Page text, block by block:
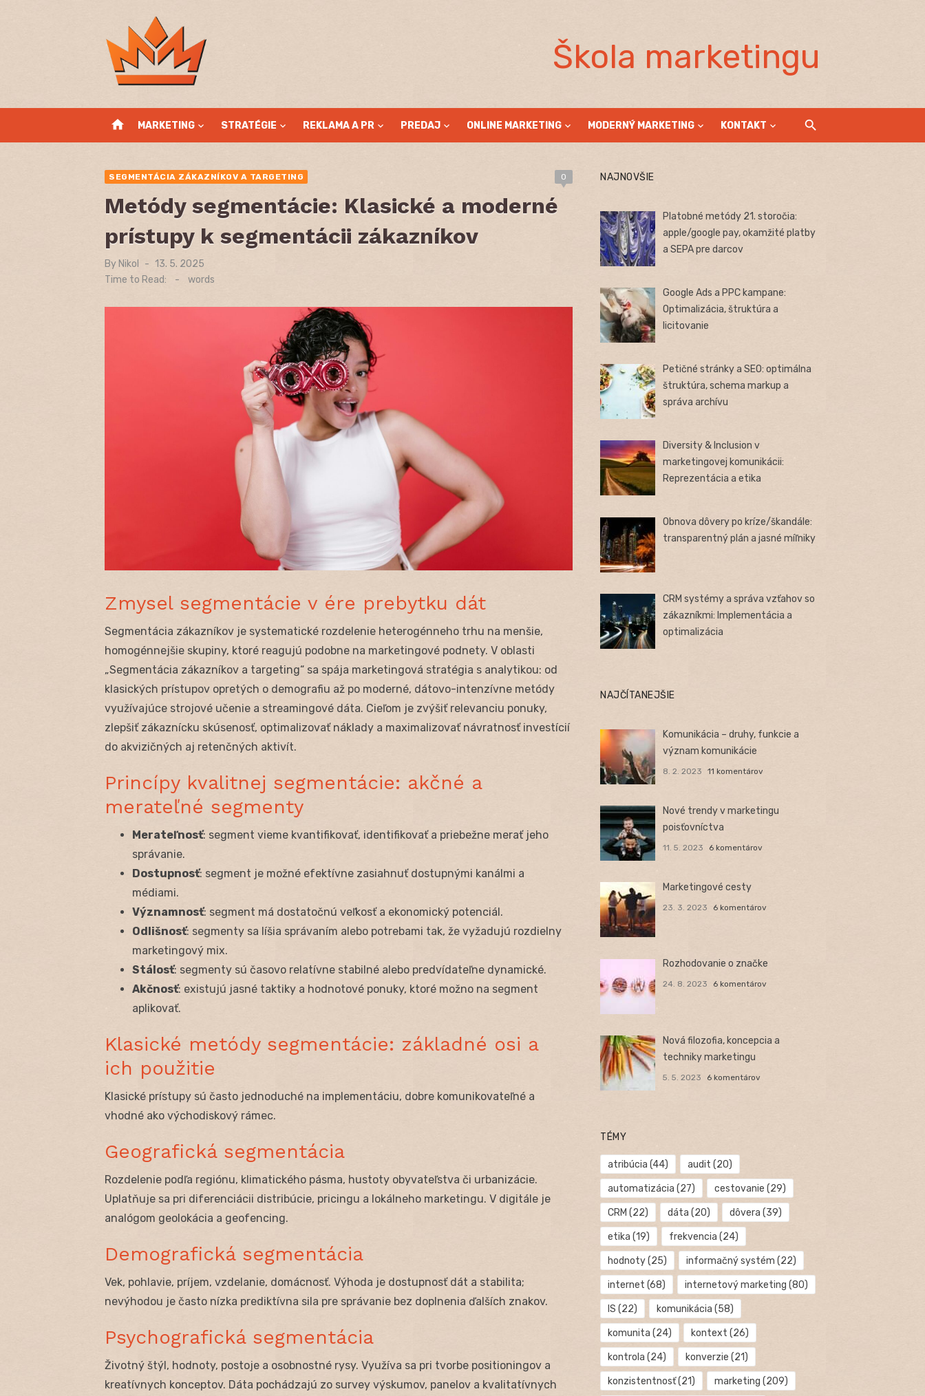
Škola marketingu
home MARKETING STRATÉGIE REKLAMA A PR PREDAJ ONLINE MARKETING MODERNÝ MARKETING KONTAKT
SEGMENTÁCIA ZÁKAZNÍKOV A TARGETING 0
Metódy segmentácie: Klasické a moderné
prístupy k segmentácii zákazníkov
By Nikol
Posted
on
13. 5. 2025
Time to Read:
- words
Zmysel segmentácie v ére prebytku dát
Segmentácia zákazníkov je systematické rozdelenie heterogénneho trhu na menšie,
homogénnejšie skupiny, ktoré reagujú podobne na marketingové podnety. V oblasti
„Segmentácia zákazníkov a targeting“ sa spája marketingová stratégia s analytikou: od
klasických prístupov opretých o demografiu až po moderné, dátovo-intenzívne metódy
využívajúce strojové učenie a streamingové dáta. Cieľom je zvýšiť relevanciu ponuky,
zlepšiť zákaznícku skúsenosť, optimalizovať náklady a maximalizovať návratnosť investícií
do akvizičných aj retenčných aktivít.
Princípy kvalitnej segmentácie: akčné a
merateľné segmenty
Merateľnosť: segment vieme kvantifikovať, identifikovať a priebežne merať jeho
správanie.
Dostupnosť: segment je možné efektívne zasiahnuť dostupnými kanálmi a
médiami.
Významnosť: segment má dostatočnú veľkosť a ekonomický potenciál.
Odlišnosť: segmenty sa líšia správaním alebo potrebami tak, že vyžadujú rozdielny
marketingový mix.
Stálosť: segmenty sú časovo relatívne stabilné alebo predvídateľne dynamické.
Akčnosť: existujú jasné taktiky a hodnotové ponuky, ktoré možno na segment
aplikovať.
Klasické metódy segmentácie: základné osi a
ich použitie
Klasické prístupy sú často jednoduché na implementáciu, dobre komunikovateľné a
vhodné ako východiskový rámec.
Geografická segmentácia
Rozdelenie podľa regiónu, klimatického pásma, hustoty obyvateľstva či urbanizácie.
Uplatňuje sa pri diferenciácii distribúcie, pricingu a lokálneho marketingu. V digitále je
analógom geolokácia a geofencing.
Demografická segmentácia
Vek, pohlavie, príjem, vzdelanie, domácnosť. Výhoda je dostupnosť dát a stabilita;
nevýhodou je často nízka prediktívna sila pre správanie bez doplnenia ďalších znakov.
Psychografická segmentácia
Životný štýl, hodnoty, postoje a osobnostné rysy. Využíva sa pri tvorbe positioningov a
kreatívnych konceptov. Dáta pochádzajú zo survey výskumov, panelov a kvalitatívnych
NAJNOVŠIE
Platobné metódy 21. storočia:
apple/google pay, okamžité platby
a SEPA pre darcov
Google Ads a PPC kampane:
Optimalizácia, štruktúra a
licitovanie
Petičné stránky a SEO: optimálna
štruktúra, schema markup a
správa archívu
Diversity & Inclusion v
marketingovej komunikácii:
Reprezentácia a etika
Obnova dôvery po kríze/škandále:
transparentný plán a jasné míľniky
CRM systémy a správa vzťahov so
zákazníkmi: Implementácia a
optimalizácia
NAJČÍTANEJŠIE
Komunikácia – druhy, funkcie a
význam komunikácie
8. 2. 2023 11 komentárov
Nové trendy v marketingu
poisťovníctva
11. 5. 2023 6 komentárov
Marketingové cesty
23. 3. 2023 6 komentárov
Rozhodovanie o značke
24. 8. 2023 6 komentárov
Nová filozofia, koncepcia a
techniky marketingu
5. 5. 2023 6 komentárov
TÉMY
atribúcia (44) audit (20)
automatizácia (27) cestovanie (29)
CRM (22) dáta (20) dôvera (39)
etika (19) frekvencia (24)
hodnoty(25) informačný systém (22)
internet (68) internetový marketing (80)
IS (22) komunikácia (58)
komunita (24) kontext (26)
kontrola (24) konverzie (21)
konzistentnosť(21) marketing (209)